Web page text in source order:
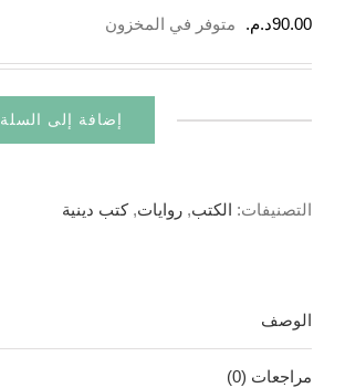
90.00د.م. متوفر في المخزون
إلى
إضافة إلى السلة
التصنيفات: الكتب, روايات,كتب دينية
الوصف
مراجعات (0)